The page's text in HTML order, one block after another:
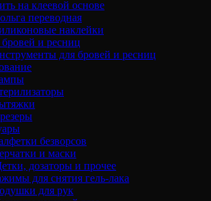
на клеевой основе
переводная
наклейки
и ресниц
для бровей и ресниц
безворсов
и маски
дозаторы и прочее
для снятия гель-лака
для рук